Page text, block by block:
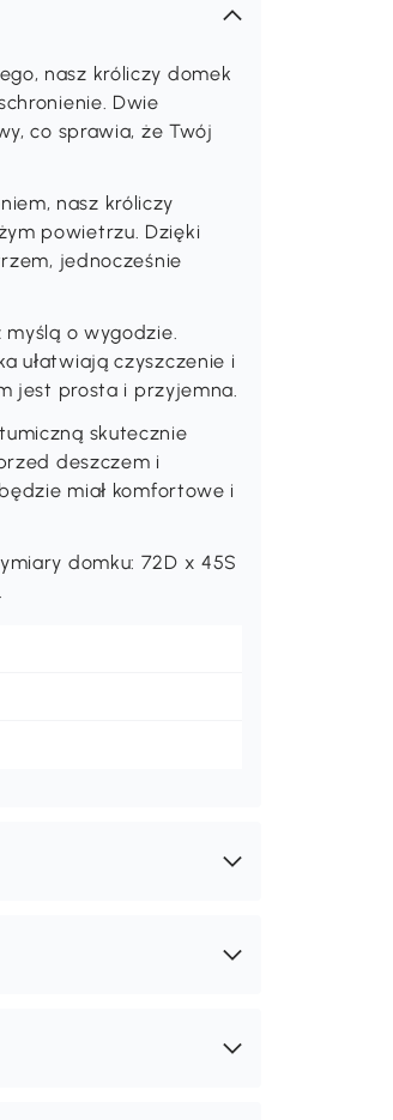
nasz króliczy domek
Dwie
co sprawia, że Twój
nasz króliczy
powietrzu. Dzięki
jednocześnie
o wygodzie.
ułatwiają czyszczenie i
jest prosta i przyjemna.
skutecznie
deszczem i
miał komfortowe i
domku: 72D x 45S